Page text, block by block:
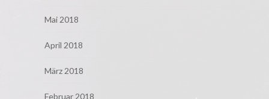
Mai 2018
April 2018
März 2018
Februar 2018